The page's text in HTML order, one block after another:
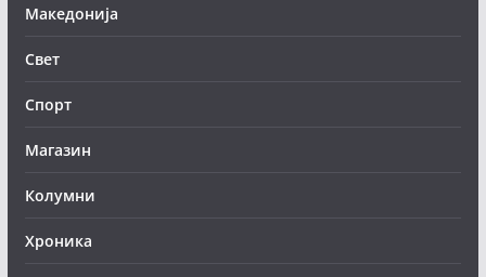
Македонија
Свет
Спорт
Магазин
Колумни
Хроника